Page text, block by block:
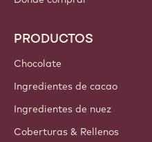
Callebaut
Tendencias e Inspiración
Sostenibilidad
Acerca de nosotros
Barry Callebaut Group
Contáctanos